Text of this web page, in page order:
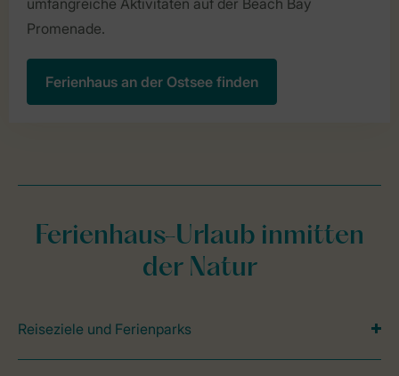
umfangreiche Aktivitäten auf der Beach Bay
Promenade.
Ferienhaus an der Ostsee finden
Ferienhaus-Urlaub inmitten
der Natur
Reiseziele und Ferienparks